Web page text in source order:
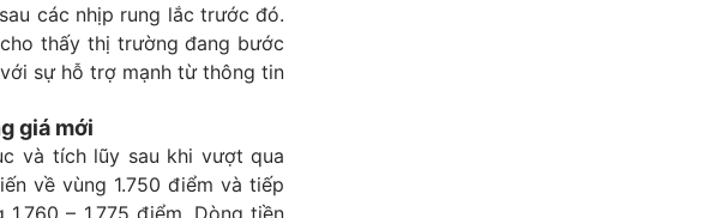
các nhịp rung lắc trước đó.
thấy thị trường đang bước
sự hỗ trợ mạnh từ thông tin
giá mới
và tích lũy sau khi vượt qua
về vùng 1.750 điểm và tiếp